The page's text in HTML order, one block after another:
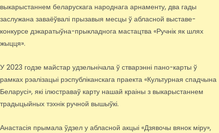
выкарыстаннем беларускага народнага арнаменту, два гады
заслужана заваёўвалі прызавыя месцы ў абласной выставе-
конкурсе дэкаратыўна-прыкладнога мастацтва «Ручнік як шлях
жыцця».
У 2023 годзе майстар удзельнічала ў стварэнні пано-карты ў
рамках рэалізацыі рэспубліканскага праекта «Культурная спадчына
Беларусі», які ілюстраваў карту нашай краіны з выкарыстаннем
традыцыйных тэхнік ручной вышыўкі.
Анастасія прымала ўдзел у абласной акцыі «Дзявочы вянок міру»,